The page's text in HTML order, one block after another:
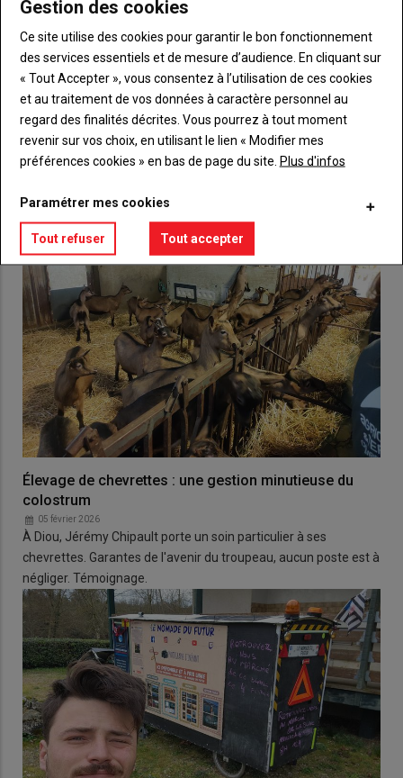
BodyChoisissez votre formule et créez votre
compte pour accéder à tout {nom-site}.
Créez un compte
VOUS AIMEREZ AUSSI
Élevage de chevrettes : une gestion minutieuse du
colostrum
05 février 2026
À Diou, Jérémy Chipault porte un soin particulier à ses
chevrettes. Garantes de l'avenir du troupeau, aucun poste est à
négliger. Témoignage.
Gestion des cookies
Ce site utilise des cookies pour garantir le bon fonctionnement
des services essentiels et de mesure d’audience. En cliquant sur
« Tout Accepter », vous consentez à l’utilisation de ces cookies
et au traitement de vos données à caractère personnel au
regard des finalités décrites. Vous pourrez à tout moment
revenir sur vos choix, en utilisant le lien « Modifier mes
préférences cookies » en bas de page du site. Plus d'infos
Paramétrer mes cookies
Tout refuser Tout accepter